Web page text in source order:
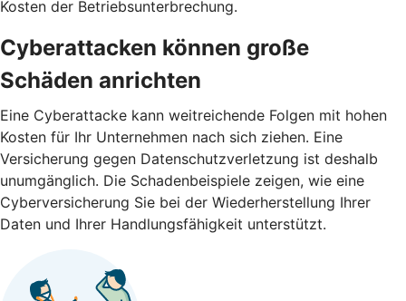
Kosten der Betriebsunterbrechung.
Cyber­attacken können große
Schäden anrichten
Eine Cyberattacke kann weitreichende Folgen mit hohen
Kosten für Ihr Unternehmen nach sich ziehen. Eine
Versicherung gegen Daten­schutz­verletzung ist deshalb
unumgänglich. Die Schaden­beispiele zeigen, wie eine
Cyberversicherung Sie bei der Wieder­herstellung Ihrer
Daten und Ihrer Handlungs­fähigkeit unterstützt.